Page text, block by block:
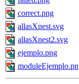
correct.png
allasXnest.svg
allasXnest2.svg
ejemplo.png